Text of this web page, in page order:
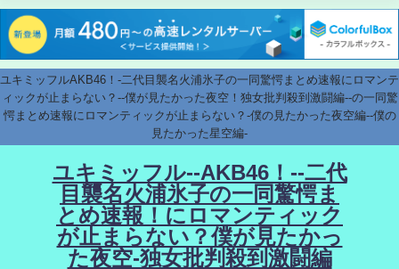
ユキミッフルAKB46！-二代目襲名火浦氷子の一同驚愕まとめ速報にロマンテ
ィックが止まらない？--僕が見たかった夜空！独女批判殺到激闘編--の一同驚
愕まとめ速報にロマンティックが止まらない？-僕の見たかった夜空編--僕の
見たかった星空編-
ユキミッフル--AKB46！--二代
目襲名火浦氷子の一同驚愕ま
とめ速報！にロマンティック
が止まらない？僕が見たかっ
た夜空-独女批判殺到激闘編